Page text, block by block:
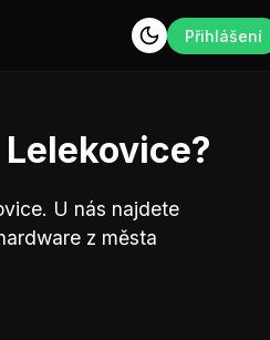
Přihlášení
U nás najdete
z města